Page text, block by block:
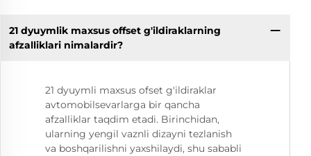
21 dyuymlik maxsus offset g'ildiraklarning
afzalliklari nimalardir?
21 dyuymli maxsus ofset g'ildiraklar
avtomobilsevarlarga bir qancha
afzalliklar taqdim etadi. Birinchidan,
ularning yengil vaznli dizayni tezlanish
va boshqarilishni yaxshilaydi, shu sababli